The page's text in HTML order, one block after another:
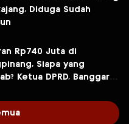
Diduga Sudah
Rp740 Juta di
Siapa yang
Ketua DPRD, Banggar